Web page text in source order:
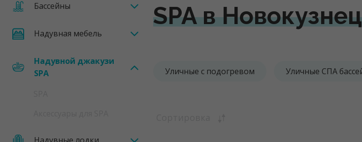
Бассейны
Надувная мебель
Надувной джакузи
SPA
SPA в
Уличные с подогревом Уличные СПА